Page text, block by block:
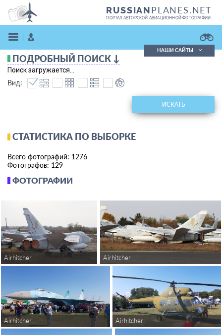
RUSSIANPLANES.NET
ПОРТАЛ АВТОРСКОЙ АВИАЦИОННОЙ ФОТОГРАФИИ
Поиск в реестре
Кратко
Подробно
НАШИ САЙТЫ
ФОТОГРАФИИ
Airhitcher Airhitcher
Airhitcher Airhitcher
ПОДРОБНЫЙ ПОИСК ↓
Поиск загружается...
Вид:
ИСКАТЬ
СТАТИСТИКА ПО ВЫБОРКЕ
Всего фотографий: 1276
Фотографов: 129